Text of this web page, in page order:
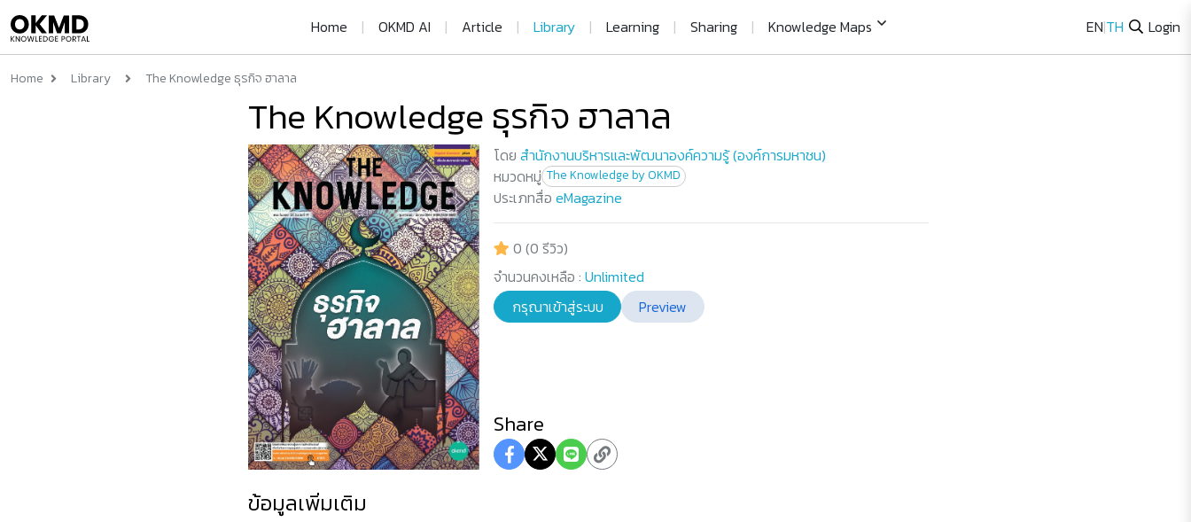
Home | OKMD AI | Article | Library | Learning | Sharing | Knowledge Maps EN|TH Login
Home Library The Knowledge ธุรกิจ ฮาลาล
The Knowledge ธุรกิจ ฮาลาล
โดย สำนักงานบริหารและพัฒนาองค์ความรู้ (องค์การมหาชน)
หมวดหมู่ The Knowledge by OKMD
ประเภทสื่อ eMagazine
0 (0 รีวิว)
จำนวนคงเหลือ : Unlimited
กรุณาเข้าสู่ระบบ
Preview
Share
ข้อมูลเพิ่มเติม